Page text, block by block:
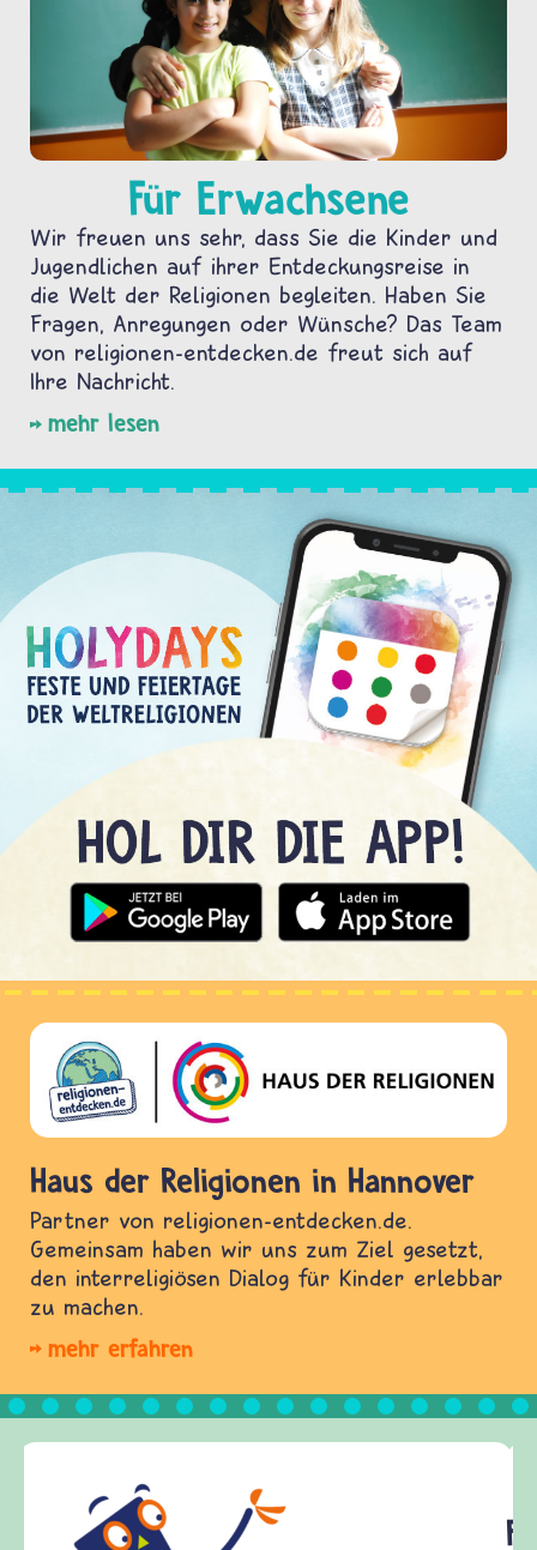
Für Erwachsene
Wir freuen uns sehr, dass Sie die Kinder und
Jugendlichen auf ihrer Entdeckungsreise in
die Welt der Religionen begleiten. Haben Sie
Fragen, Anregungen oder Wünsche? Das Team
von religionen-entdecken.de freut sich auf
Ihre Nachricht.
mehr lesen
Haus der Religionen in Hannover
Partner von religionen-entdecken.de.
Gemeinsam haben wir uns zum Ziel gesetzt,
den interreligiösen Dialog für Kinder erlebbar
zu machen.
mehr erfahren
Frieden Fragen